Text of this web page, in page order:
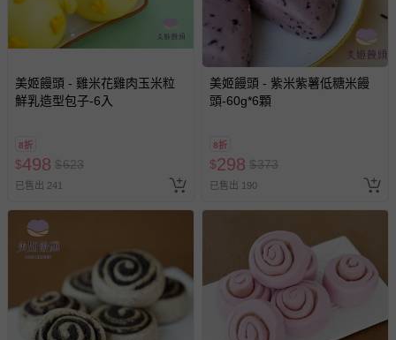
美姬饅頭 - 雞米花雞肉玉米粒
鮮乳造型包子-6入
8折
$498 $623
已售出 241
美姬饅頭 - 紫米紫薯低糖米饅
頭-60g*6顆
8折
$298 $373
已售出 190